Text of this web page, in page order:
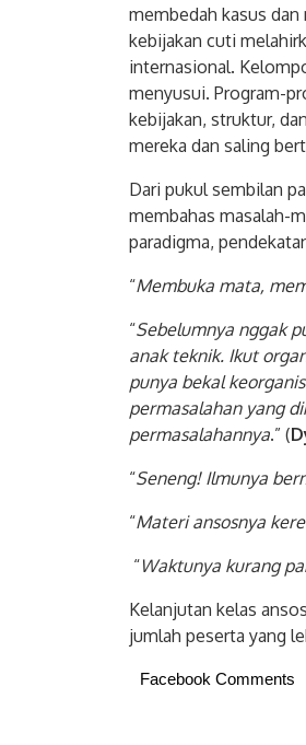
membedah kasus
kebijakan cuti
internasional.
menyusui. Program-
kebijakan, struktur,
mereka dan saling
Dari pukul sembilan
membahas masalah-
paradigma,
“Membuka mata,
“Sebelumnya nggak
anak teknik. Ikut
punya bekal
permasalahan yang
permasalahannya.” (
“Seneng! Ilmunya
“Materi ansosnya
“Waktunya kurang
Kelanjutan kelas
jumlah peserta yang
Facebook Comments